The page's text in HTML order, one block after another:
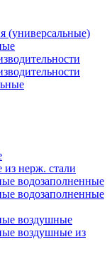
(универсальные)
нерж. стали
водозаполненные
водозаполненные
воздушные
воздушные из